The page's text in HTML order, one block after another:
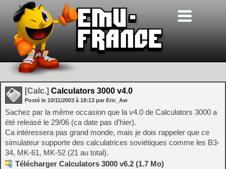
[Calc.] Calculators 3000 v4.0
Posté le 10/11/2003 à 18:13 par Eric_Aw
Sachez par la même occasion que la v4.0 de Calculators 3000 a
été releasé le 29/06 (ca date pas d’hier).
Ca intéressera pas grand monde, mais je dois rappeler que ce
simulateur supporte des calculatrices soviétiques comme les B3-
34, MK-61, MK-52 (21 au total).
Télécharger Calculators 3000 v6.2 (1.7 Mo)